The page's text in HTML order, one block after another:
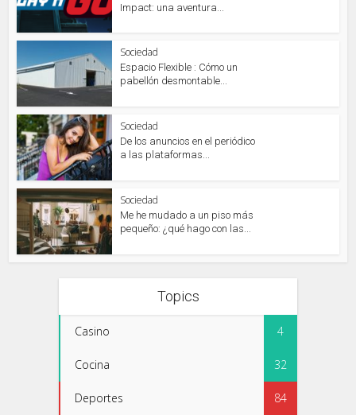
Impact: una aventura...
Sociedad
Espacio Flexible : Cómo un
pabellón desmontable...
Sociedad
De los anuncios en el periódico
a las plataformas...
Sociedad
Me he mudado a un piso más
pequeño: ¿qué hago con las...
Topics
Casino 4
Cocina 32
Deportes 84